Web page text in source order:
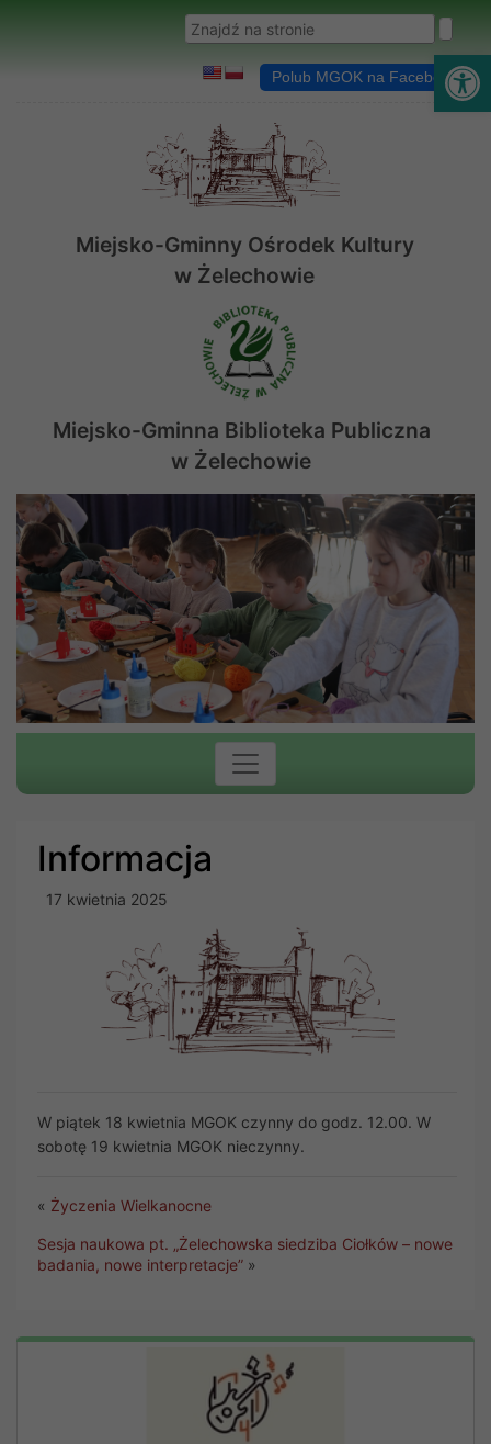
Wyszukaj w serwisie
Polub MGOK na Facebooku
Miejsko-Gminny Ośrodek Kultury
w Żelechowie
Miejsko-Gminna Biblioteka Publiczna
w Żelechowie
Informacja
17 kwietnia 2025
W piątek 18 kwietnia MGOK czynny do godz. 12.00. W
sobotę 19 kwietnia MGOK nieczynny.
« Życzenia Wielkanocne
Sesja naukowa pt. „Żelechowska siedziba Ciołków – nowe
badania, nowe interpretacje” »